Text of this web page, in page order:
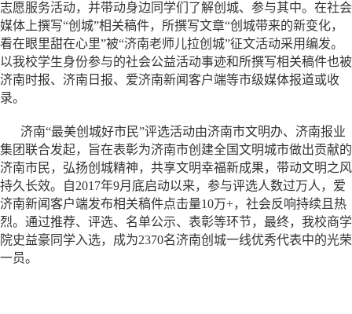
志愿服务活动，并带动身边同学们了解创城、参与其中。在社会
媒体上撰写“创城”相关稿件，所撰写文章“创城带来的新变化，
看在眼里甜在心里”被“济南老师儿拉创城”征文活动采用编发。
以我校学生身份参与的社会公益活动事迹和所撰写相关稿件也被
济南时报、济南日报、爱济南新闻客户端等市级媒体报道或收
录。
济南“最美创城好市民”评选活动由济南市文明办、济南报业
集团联合发起，旨在表彰为济南市创建全国文明城市做出贡献的
济南市民，弘扬创城精神，共享文明幸福新成果，带动文明之风
持久长效。自2017年9月底启动以来，参与评选人数过万人，爱
济南新闻客户端发布相关稿件点击量10万+，社会反响持续且热
烈。通过推荐、评选、名单公示、表彰等环节，最终，我校商学
院史益豪同学入选，成为2370名济南创城一线优秀代表中的光荣
一员。